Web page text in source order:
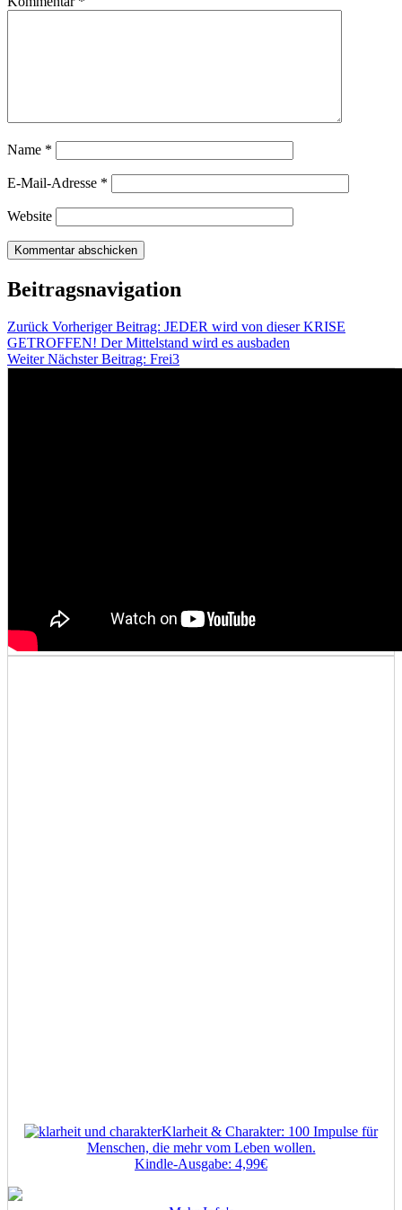
Name *
E-Mail-Adresse *
Website
Beitragsnavigation
Zurück Vorheriger Beitrag: JEDER wird von dieser KRISE
GETROFFEN! Der Mittelstand wird es ausbaden
Weiter Nächster Beitrag: Frei3
Klarheit & Charakter: 100 Impulse für
Menschen, die mehr vom Leben wollen.
Kindle-Ausgabe: 4,99€